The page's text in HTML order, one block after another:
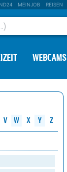
MEINJOB REISEN
WEBCAMS
V W X Y Z